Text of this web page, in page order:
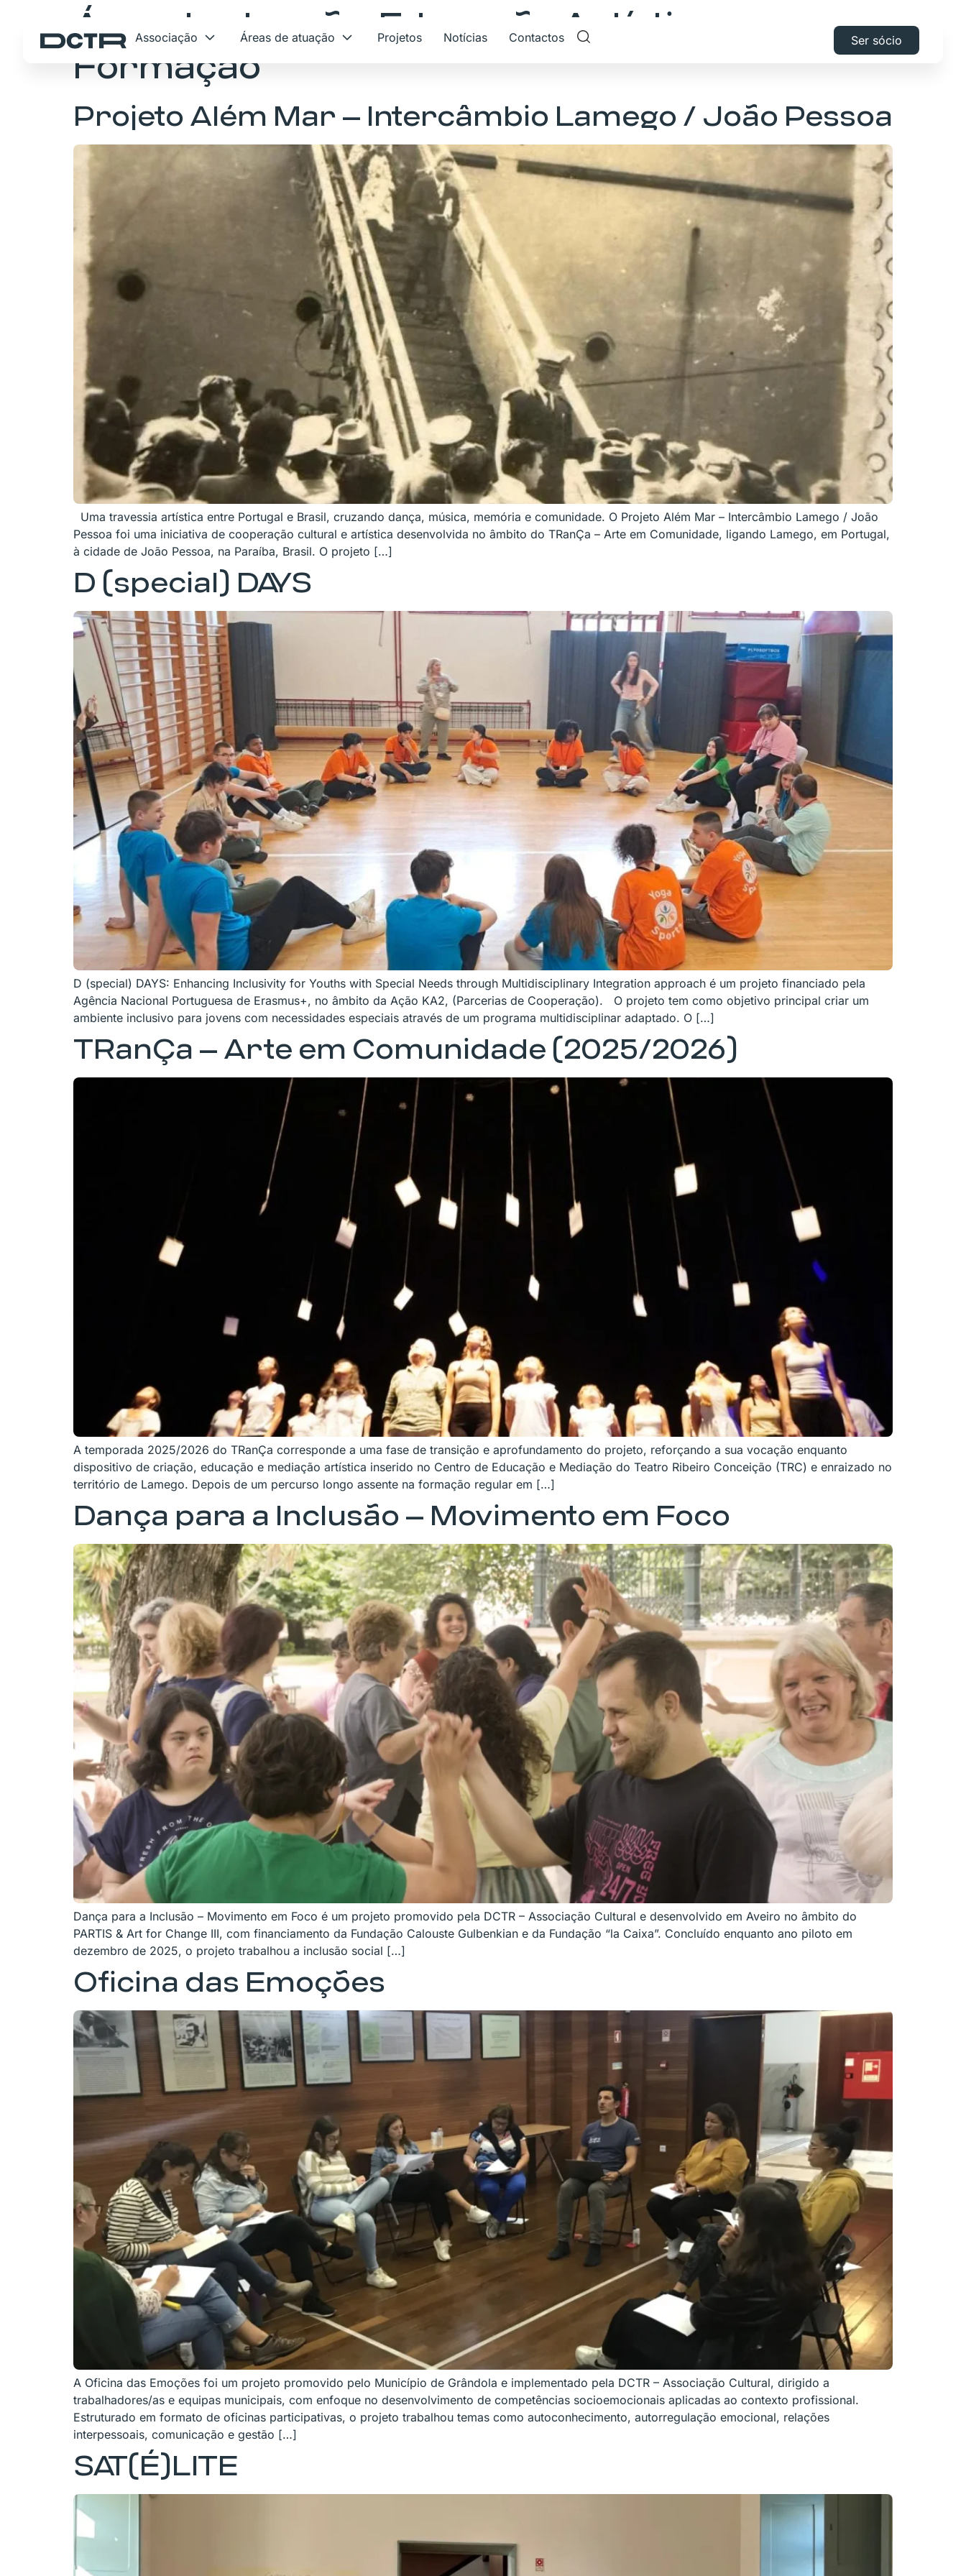
Associação Áreas de atuação Projetos Notícias Contactos Ser sócio
Área de atuação:Educação Artística e
Formação
Projeto Além Mar – Intercâmbio Lamego / João Pessoa
Uma travessia artística entre Portugal e Brasil, cruzando dança, música, memória e comunidade. O Projeto Além Mar – Intercâmbio Lamego / João
Pessoa foi uma iniciativa de cooperação cultural e artística desenvolvida no âmbito do TRanÇa – Arte em Comunidade, ligando Lamego, em Portugal,
à cidade de João Pessoa, na Paraíba, Brasil. O projeto […]
D (special) DAYS
D (special) DAYS: Enhancing Inclusivity for Youths with Special Needs through Multidisciplinary Integration approach é um projeto financiado pela
Agência Nacional Portuguesa de Erasmus+, no âmbito da Ação KA2, (Parcerias de Cooperação). O projeto tem como objetivo principal criar um
ambiente inclusivo para jovens com necessidades especiais através de um programa multidisciplinar adaptado. O […]
TRanÇa – Arte em Comunidade (2025/2026)
A temporada 2025/2026 do TRanÇa corresponde a uma fase de transição e aprofundamento do projeto, reforçando a sua vocação enquanto
dispositivo de criação, educação e mediação artística inserido no Centro de Educação e Mediação do Teatro Ribeiro Conceição (TRC) e enraizado no
território de Lamego. Depois de um percurso longo assente na formação regular em […]
Dança para a Inclusão – Movimento em Foco
Dança para a Inclusão – Movimento em Foco é um projeto promovido pela DCTR – Associação Cultural e desenvolvido em Aveiro no âmbito do
PARTIS & Art for Change III, com financiamento da Fundação Calouste Gulbenkian e da Fundação “la Caixa”. Concluído enquanto ano piloto em
dezembro de 2025, o projeto trabalhou a inclusão social […]
Oficina das Emoções
A Oficina das Emoções foi um projeto promovido pelo Município de Grândola e implementado pela DCTR – Associação Cultural, dirigido a
trabalhadores/as e equipas municipais, com enfoque no desenvolvimento de competências socioemocionais aplicadas ao contexto profissional.
Estruturado em formato de oficinas participativas, o projeto trabalhou temas como autoconhecimento, autorregulação emocional, relações
interpessoais, comunicação e gestão […]
SAT(É)LITE